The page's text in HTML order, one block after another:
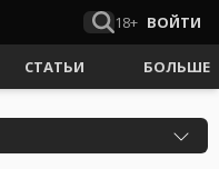
18+ ВОЙТИ
СТАТЬИ БОЛЬШЕ